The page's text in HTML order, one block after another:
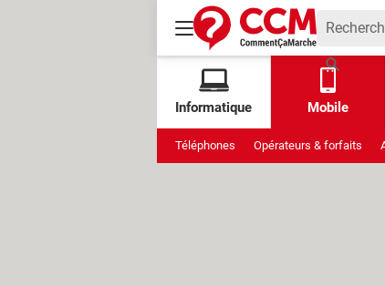
Informatique Mobile
Téléphones Opérateurs & forfaits